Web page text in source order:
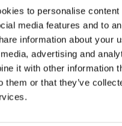
to personalise content
media features and to
information about your
advertising and
it with other information
them or that they’ve
Prinsessen boken "Rudy og
prisbelønte forfatteren
for illustrasjonene i boken
leser for barna
gutt som en dag får